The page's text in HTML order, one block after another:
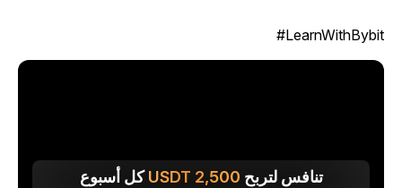
تنافس لتربح 2,500
USDTكل أسبوع